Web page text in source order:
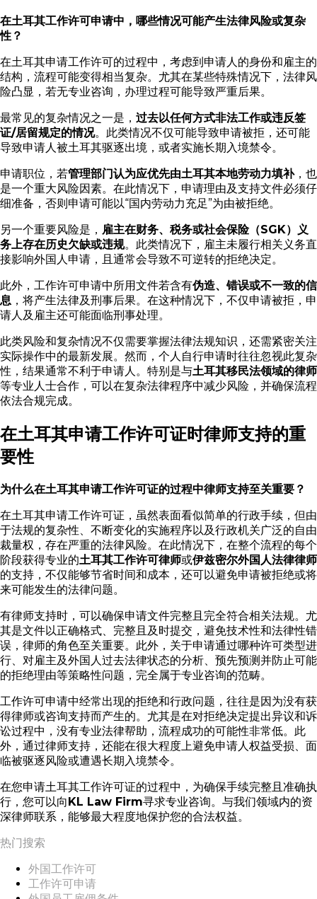
在土耳其工作许可申请中，哪些情况可能产生法律风险或复杂
性？
在土耳其申请工作许可的过程中，考虑到申请人的身份和雇主的
结构，流程可能变得相当复杂。尤其在某些特殊情况下，法律风
险凸显，若无专业咨询，办理过程可能导致严重后果。
最常见的复杂情况之一是， 过去以任何方式非法工作或违反签
证/居留规定的情况。此类情况不仅可能导致申请被拒，还可能
导致申请人被土耳其驱逐出境，或者实施长期入境禁令。
申请职位，若管理部门认为应优先由土耳其本地劳动力填补，也
是一个重大风险因素。在此情况下，申请理由及支持文件必须仔
细准备，否则申请可能以“国内劳动力充足”为由被拒绝。
另一个重要风险是， 雇主在财务、税务或社会保险（SGK）义
务上存在历史欠缺或违规。此类情况下，雇主未履行相关义务直
接影响外国人申请，且通常会导致不可逆转的拒绝决定。
此外，工作许可申请中所用文件若含有伪造、错误或不一致的信
息 ，将产生法律及刑事后果。在这种情况下，不仅申请被拒，申
请人及雇主还可能面临刑事处理。
此类风险和复杂情况不仅需要掌握法律法规知识，还需紧密关注
实际操作中的最新发展。然而，个人自行申请时往往忽视此复杂
性，结果通常不利于申请人。特别是与土耳其移民法领域的律师
等专业人士合作，可以在复杂法律程序中减少风险，并确保流程
依法合规完成。
在土耳其申请工作许可证时律师支持的重
要性
为什么在土耳其申请工作许可证的过程中律师支持至关重要？
在土耳其申请工作许可证，虽然表面看似简单的行政手续，但由
于法规的复杂性、不断变化的实施程序以及行政机关广泛的自由
裁量权，存在严重的法律风险。在此情况下，在整个流程的每个
阶段获得专业的土耳其工作许可律师或伊兹密尔外国人法律律师
的支持，不仅能够节省时间和成本，还可以避免申请被拒绝或将
来可能发生的法律问题。
有律师支持时，可以确保申请文件完整且完全符合相关法规。尤
其是文件以正确格式、完整且及时提交，避免技术性和法律性错
误，律师的角色至关重要。此外，关于申请通过哪种许可类型进
行、对雇主及外国人过去法律状态的分析、预先预测并防止可能
的拒绝理由等策略性问题，完全属于专业咨询的范畴。
工作许可申请中经常出现的拒绝和行政问题，往往是因为没有获
得律师或咨询支持而产生的。尤其是在对拒绝决定提出异议和诉
讼过程中，没有专业法律帮助，流程成功的可能性非常低。此
外，通过律师支持，还能在很大程度上避免申请人权益受损、面
临被驱逐风险或遭遇长期入境禁令。
在您申请土耳其工作许可证的过程中，为确保手续完整且准确执
行，您可以向KL Law Firm寻求专业咨询。与我们领域内的资
深律师联系，能够最大程度地保护您的合法权益。
热门搜索
外国工作许可
工作许可申请